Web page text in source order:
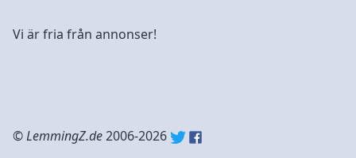
Vi är fria från annonser!
©LemmingZ.de2006-2026